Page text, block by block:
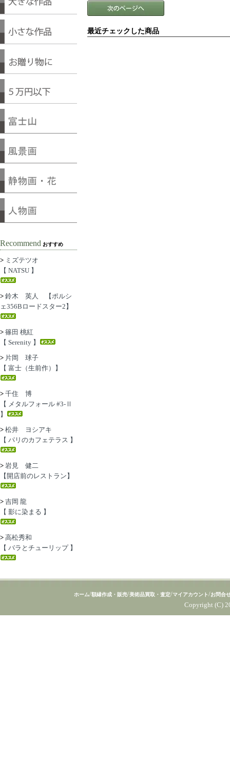
最近チェックした商品
Recommend おすすめ
> ミズテツオ
【 NATSU 】
> 鈴木 英人 【ポルシ
ェ356Bロードスター2】
> 篠田 桃紅
【 Serenity 】
> 片岡 球子
【 富士（生前作）】
> 千住 博
【 メタルフォール #3-Ⅱ
】
> 松井 ヨシアキ
【 パリのカフェテラス 】
> 岩見 健二
【開店前のレストラン】
> 吉岡 龍
【 影に染まる 】
> 高松秀和
【 バラとチューリップ 】
ホーム/額縁作成・販売/美術品買取・査定/マイアカウント/お問合
Copyright (C)